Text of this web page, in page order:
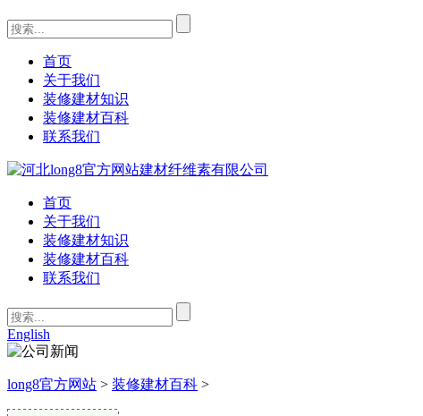
首页
关于我们
装修建材知识
装修建材百科
联系我们
首页
关于我们
装修建材知识
装修建材百科
联系我们
English
long8官方网站 > 装修建材百科 >